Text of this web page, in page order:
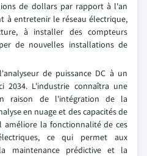
de dollars par rapport à l'an
à entretenir le réseau électrique,
à installer des compteurs
de nouvelles installations de
de puissance DC à un
2034. L'industrie connaîtra une
raison de l'intégration de la
en nuage et des capacités de
améliore la fonctionnalité de ces
ce qui permet aux
maintenance prédictive et la